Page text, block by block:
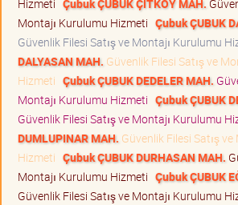
Hizmeti Çubuk ÇUBUK ÇİTKÖY MAH.
Montajı Kurulumu Hizmeti Çubuk ÇUBUK
Güvenlik Filesi Satış ve Montajı Kurulumu
DALYASAN MAH. Güvenlik Filesi Satış ve
Hizmeti Çubuk ÇUBUK DEDELER MAH.
Montajı Kurulumu Hizmeti Çubuk ÇUBUK
Güvenlik Filesi Satış ve Montajı Kurulumu
DUMLUPINAR MAH. Güvenlik Filesi Satış
Hizmeti Çubuk ÇUBUK DURHASAN MAH.
Montajı Kurulumu Hizmeti Çubuk ÇUBUK
Güvenlik Filesi Satış ve Montajı Kurulumu